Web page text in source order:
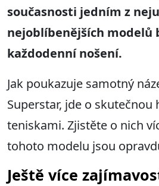
současnosti jedním z
nejoblíbenějších modelů
každodenní nošení.
Jak poukazuje samotný
Superstar, jde o skutečnou
teniskami. Zjistěte o nich
tohoto modelu jsou
Ještě více